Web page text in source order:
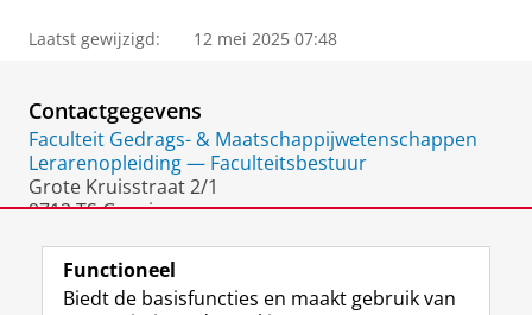
P
o
t
l
Laatst gewijzigd: 12 mei 2025 07:48
Contactgegevens
Faculteit Gedrags- & Maatschappijwetenschappen
Lerarenopleiding — Faculteitsbestuur
Grote Kruisstraat 2/1
9712 TS Groningen
Functioneel
Biedt de basisfuncties en maakt gebruik van